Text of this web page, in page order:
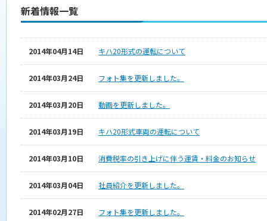
新着情報一覧
2014年04月14日 キハ20形式の運転について
2014年03月24日 フォト集を更新しました。
2014年03月20日 動画を更新しました。
2014年03月19日 キハ20形式車両の運転について
2014年03月10日 消費税率の引き上げに伴う運賃・料金のお知らせ
2014年03月04日 社員紹介を更新しました。
2014年02月27日 フォト集を更新しました。